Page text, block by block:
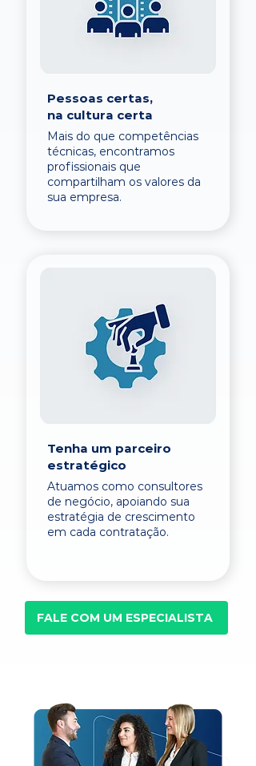
Pessoas certas,
na cultura certa
Mais do que competências
técnicas, encontramos
profissionais que
compartilham os valores da
sua empresa.
Tenha um parceiro
estratégico
Atuamos como consultores
de negócio, apoiando sua
estratégia de crescimento
em cada contratação.
FALE COM UM ESPECIALISTA